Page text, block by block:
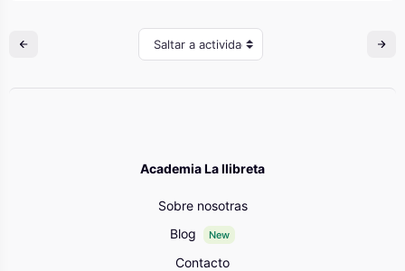
Saltar a actividad
Academia La llibreta
Sobre nosotras
Blog
New
Contacto